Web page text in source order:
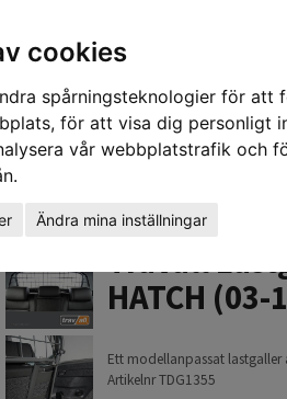
cookies
spårningsteknologier för att
för att visa dig personligt
vår webbplatstrafik och
Ändra mina inställningar
08)
Travall
HATCH
Ett modellanpassat
Artikelnr TDG1355